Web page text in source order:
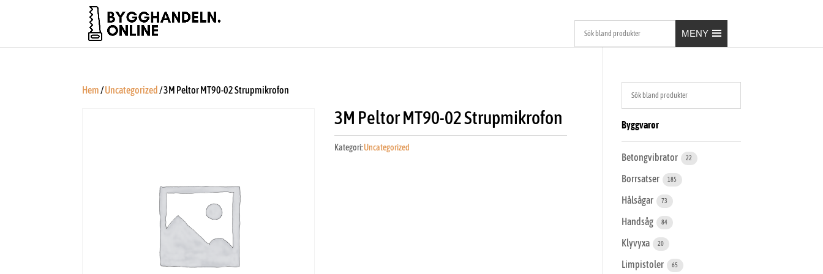
MENY
Hem/Uncategorized / 3M Peltor MT90-02 Strupmikrofon
3M Peltor MT90-02 Strupmikrofon
Kategori:Uncategorized
Byggvaror
Betongvibrator 22
Borrsatser 185
Hålsågar 73
Handsåg 84
Klyvyxa 20
Limpistoler 65